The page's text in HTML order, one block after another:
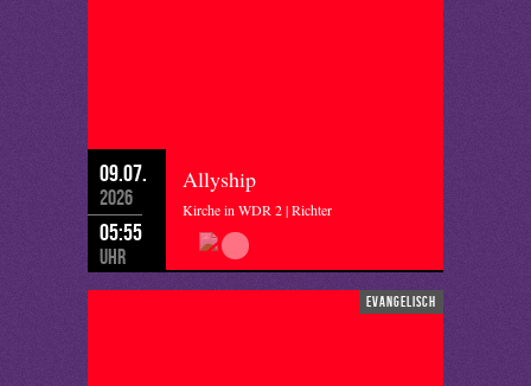
09.07.
2026
05:55
Uhr
Allyship
Kirche in WDR 2 | Richter
evangelisch